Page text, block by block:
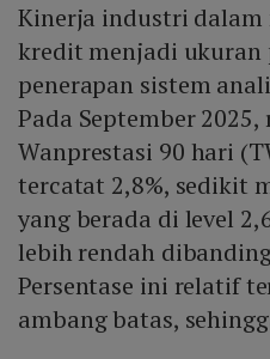
Kinerja industri dalam
kredit menjadi
penerapan sistem
Pada September
Wanprestasi 90 hari
tercatat 2,8%, sedikit
yang berada di level
lebih rendah
Persentase ini relatif
ambang batas,